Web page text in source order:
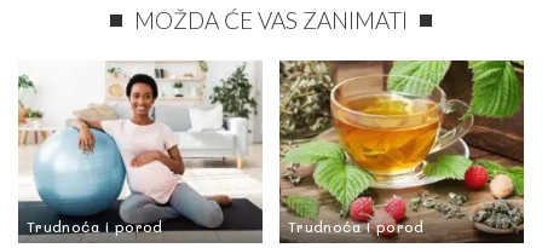
MOŽDA ĆE VAS ZANIMATI
Trudnoća i porod Trudnoća i porod